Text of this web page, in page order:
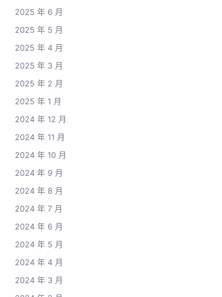
2025 年 6 月
2025 年 5 月
2025 年 4 月
2025 年 3 月
2025 年 2 月
2025 年 1 月
2024 年 12 月
2024 年 11 月
2024 年 10 月
2024 年 9 月
2024 年 8 月
2024 年 7 月
2024 年 6 月
2024 年 5 月
2024 年 4 月
2024 年 3 月